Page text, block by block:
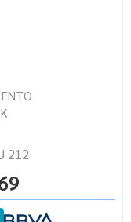
212